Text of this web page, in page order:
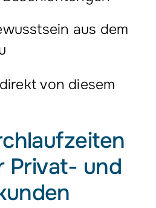
aus dem
von diesem
Privat- und